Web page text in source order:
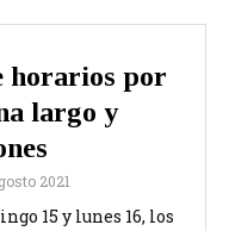
horarios por
largo y
2021
15 y lunes 16, los